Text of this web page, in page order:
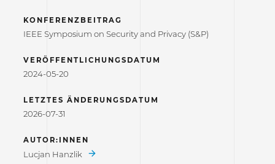
KONFERENZBEITRAG
IEEE Symposium on Security and Privacy (S&P)
VERÖFFENTLICHUNGSDATUM
2024-05-20
LETZTES ÄNDERUNGSDATUM
2026-07-31
AUTOR:INNEN
Lucjan Hanzlik